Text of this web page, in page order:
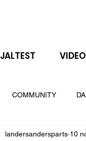
JALTEST
COMMUNITY
citroen fiat
landersandersparts 10